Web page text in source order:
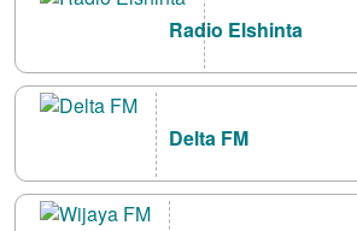
Radio Elshinta
Delta FM